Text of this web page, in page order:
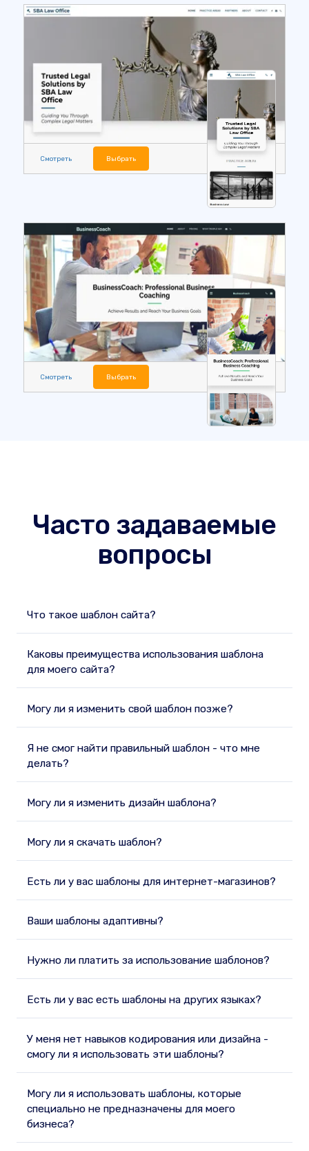
Смотреть Выбрать
Смотреть Выбрать
Часто задаваемые
вопросы
Что такое шаблон сайта?
Каковы преимущества использования шаблона
для моего сайта?
Могу ли я изменить свой шаблон позже?
Я не смог найти правильный шаблон - что мне
делать?
Могу ли я изменить дизайн шаблона?
Могу ли я скачать шаблон?
Есть ли у вас шаблоны для интернет-магазинов?
Ваши шаблоны адаптивны?
Нужно ли платить за использование шаблонов?
Есть ли у вас есть шаблоны на других языках?
У меня нет навыков кодирования или дизайна -
смогу ли я использовать эти шаблоны?
Могу ли я использовать шаблоны, которые
специально не предназначены для моего
бизнеса?